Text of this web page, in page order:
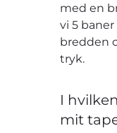
med en
vi 5
bredden
tryk.
I
mit